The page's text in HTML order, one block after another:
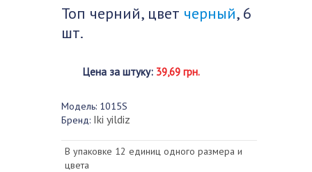
Топ черний, цвет черный, 6
шт.
Цена за штуку: 39,69 грн.
Модель: 1015S
Бренд: Iki yildiz
В упаковке 12 единиц одного размера и
цвета